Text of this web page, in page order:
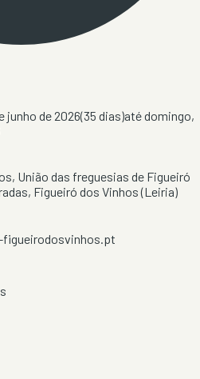
junho de 2026(35 dias)atédomingo,
, União das freguesias de Figueiró
, Figueiró dos Vinhos(Leiria)